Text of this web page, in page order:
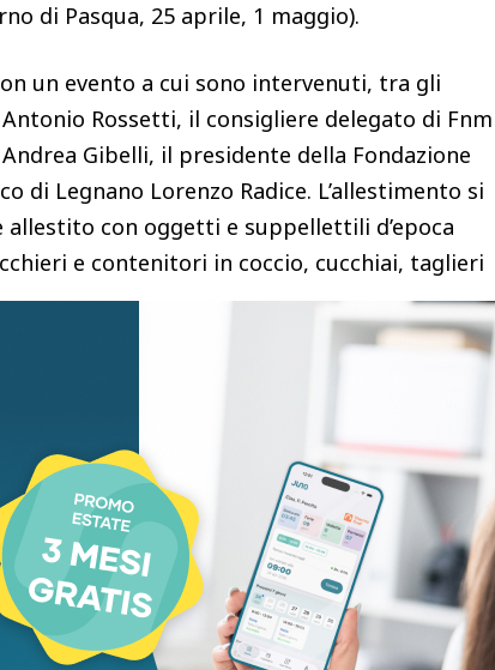
di Pasqua, 25 aprile, 1 maggio).
un evento a cui sono intervenuti, tra gli
Rossetti, il consigliere delegato di Fnm
Gibelli, il presidente della Fondazione
di Legnano Lorenzo Radice. L’allestimento si
con oggetti e suppellettili d’epoca
e contenitori in coccio, cucchiai, taglieri
e candele, cibi vari. Elmo, spade, maglia
delle Contrade – Capitano, Castellana,
– arricchiscono il racconto della storia del
multimediali provenienti dalle collezioni del
parte di questi materiali saranno
deposito bagagli è richiesta la prenotazione
https://www.eventbrite.it/e/biglietti-storie-